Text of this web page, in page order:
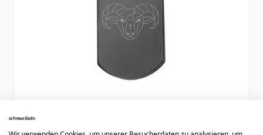
Sternzeichen Namensschild-Anhänger